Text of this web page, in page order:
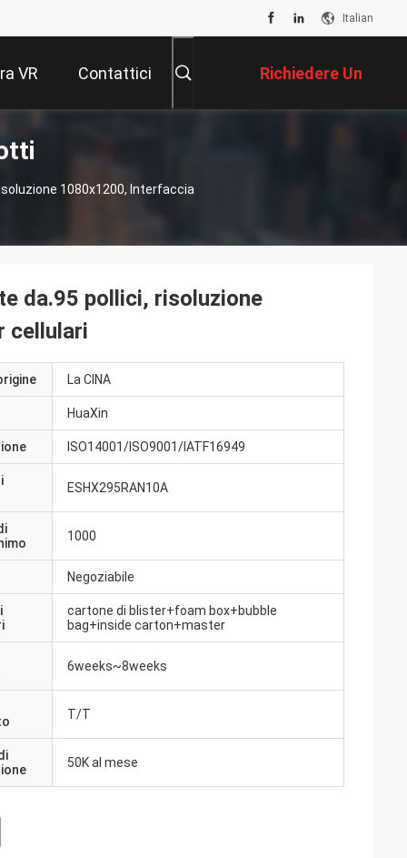
Italian
VR Contattici Richiedere Un
Preventivo
1080x1200, Interfaccia
da.95 pollici, risoluzione
cellulari
La CINA
HuaXin
ISO14001/ISO9001/IATF16949
ESHX295RAN10A
1000
Negoziabile
cartone di blister+foam box+bubble
bag+inside carton+master
6weeks~8weeks
T/T
50K al mese